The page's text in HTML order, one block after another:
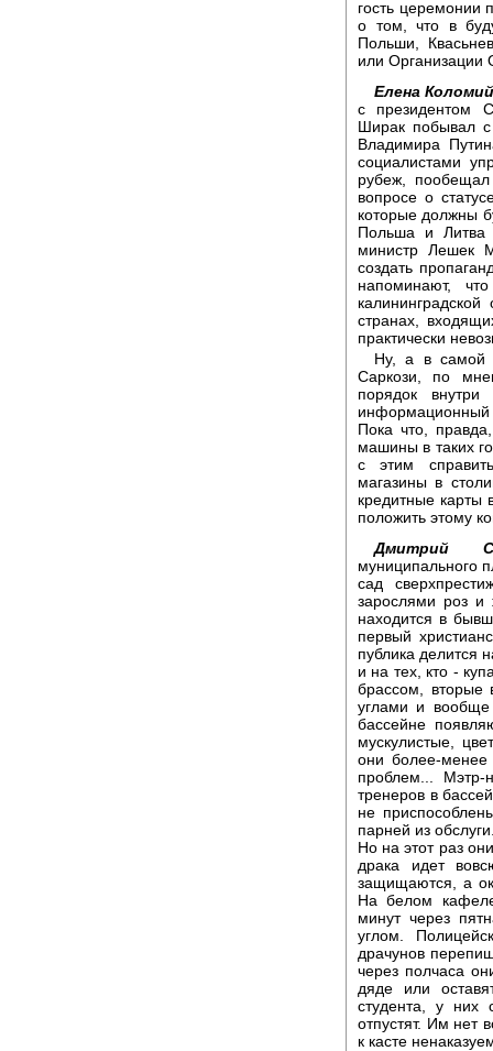
гость церемонии
о том, что в
Польши,
или
Елена
с президентом
Ширак побывал с
Владимира
социалистами
рубеж,
вопросе о
которые должны
Польша и Литва
министр Лешек
создать
напоминают,
странах,
практически
Ну, а в самой
Саркози, по
порядок
Пока что,
машины в таких
с этим
магазины в
кредитные карты
положить этому
Дмитрий
муниципального
сад
зарослями роз и
находится в
первый
публика делится
и на тех, кто -
брассом, вторые
углами и вообще
бассейне
мускулистые,
они более-менее
проблем...
тренеров в
не
парней из
Но на этот раз
драка идет
защищаются, а
На белом
минут через
углом.
драчунов
через полчаса
дяде или
студента, у
отпустят. Им нет
к касте